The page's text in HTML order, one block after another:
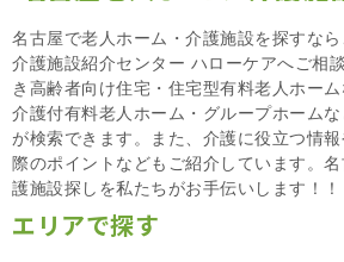
名古屋で老人ホーム・介護施設を探すなら
介護施設紹介センター ハローケアへご相
き高齢者向け住宅・住宅型有料老人ホーム
介護付有料老人ホーム・グループホーム
が検索できます。また、介護に役立つ情
際のポイントなどもご紹介しています。
護施設探しを私たちがお手伝いします！！
エリアで探す